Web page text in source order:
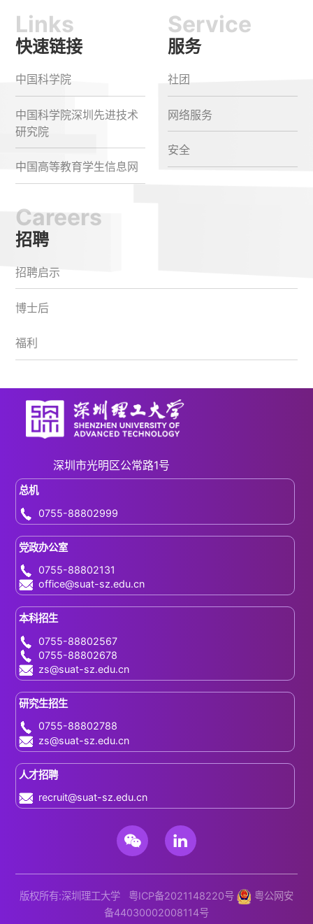
Links
快速链接
中国科学院
中国科学院深圳先进技术
研究院
中国高等教育学生信息网
Service
服务
社团
网络服务
安全
Careers
招聘
招聘启示
博士后
福利
深圳市光明区公常路1号
总机
0755-88802999
党政办公室
0755-88802131
office@suat-sz.edu.cn
本科招生
0755-88802567
0755-88802678
zs@suat-sz.edu.cn
研究生招生
0755-88802788
zs@suat-sz.edu.cn
人才招聘
recruit@suat-sz.edu.cn
版权所有:深圳理工大学 粤ICP备2021148220号
粤公网安
备44030002008114号